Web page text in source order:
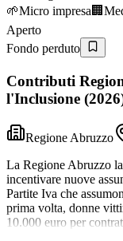
🌱Micro impresa 🏢
Aperto
Fondo perduto
Contributi
l'Inclusione
Regione Abruzzo
La Regione Abruzzo
incentivare nuove
Partite Iva che
prima volta, donne
10.000 euro per